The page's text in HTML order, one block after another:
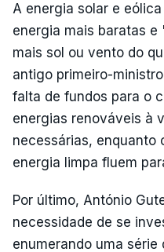
A energia solar e
energia mais baratas
mais sol ou vento do
antigo primeiro-
falta de fundos para o
energias renováveis à
necessárias, enquanto
energia limpa fluem
Por último, António
necessidade de se
enumerando uma